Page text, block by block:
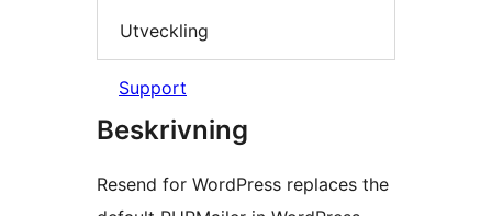
Utveckling
Support
Beskrivning
Resend for WordPress replaces the